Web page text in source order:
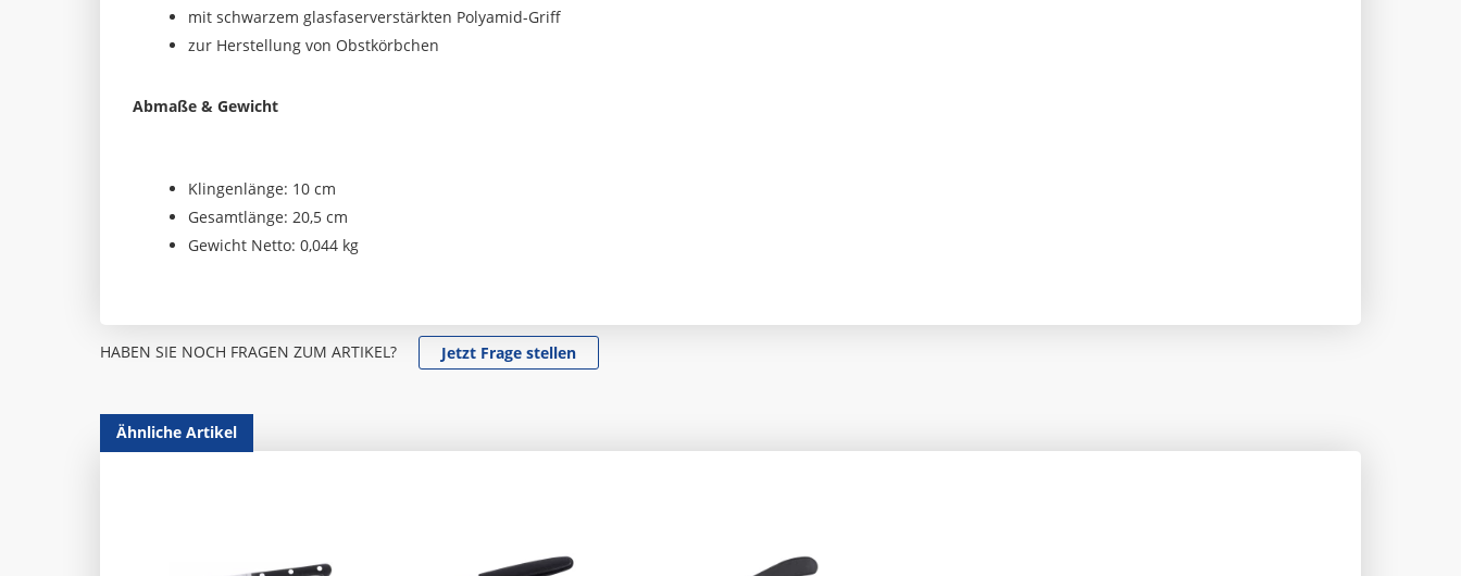
mit schwarzem glasfaserverstärkten Polyamid-Griff
zur Herstellung von Obstkörbchen
Abmaße & Gewicht
Klingenlänge: 10 cm
Gesamtlänge: 20,5 cm
Gewicht Netto: 0,044 kg
HABEN SIE NOCH FRAGEN ZUM ARTIKEL? Jetzt Frage stellen
Ähnliche Artikel